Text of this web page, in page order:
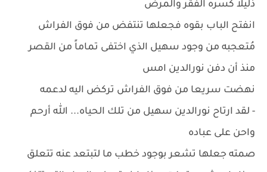
ذليلا كسره الفقر والمرض
انفتح الباب بقوه فجعلها تنتفض من فوق الفراش
مُتعجبه من وجود سهيل الذي اختفى تماماً من القصر
منذ أن دفن نورالدين امس
نهضت سريعا من فوق الفراش تركض اليه لدعمه
- لقد ارتاح نورالدين سهيل من تلك الحياه... الله أرحم
واحن على عباده
صمته جعلها تشعر بوجود خطب ما لتبتعد عنه تتعلق